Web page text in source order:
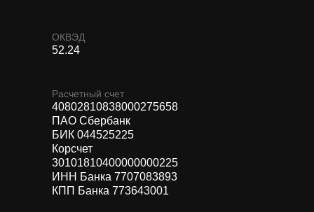
ОКВЭД
52.24
Расчетный счет
40802810838000275658
ПАО Сбербанк
БИК 044525225
Корсчет
30101810400000000225
ИНН Банка 7707083893
КПП Банка 773643001